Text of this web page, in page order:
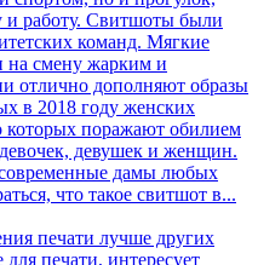
и работу. Свитшоты были
команд. Мягкие
на смену жарким и
отлично дополняют образы
в 2018 году женских
поражают обилием
девушек и женщин.
дамы любых
что такое свитшот в...
печати лучше других
печати, интересует